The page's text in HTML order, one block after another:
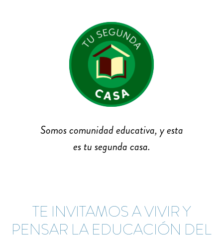
Somos comunidad educativa, y esta
es tu segunda casa.
TE INVITAMOS A VIVIR Y
PENSAR LA EDUCACIÓN DEL